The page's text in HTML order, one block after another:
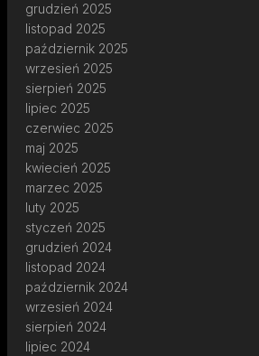
grudzień 2025
listopad 2025
październik 2025
wrzesień 2025
sierpień 2025
lipiec 2025
czerwiec 2025
maj 2025
kwiecień 2025
marzec 2025
luty 2025
styczeń 2025
grudzień 2024
listopad 2024
październik 2024
wrzesień 2024
sierpień 2024
lipiec 2024